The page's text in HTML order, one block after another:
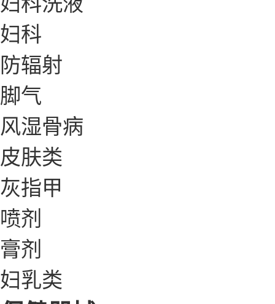
妇科
防辐射
脚气
风湿骨病
皮肤类
灰指甲
喷剂
膏剂
妇乳类